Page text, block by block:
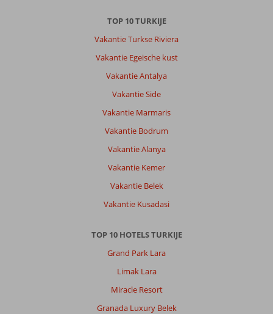
TOP 10 TURKIJE
Vakantie Turkse Riviera
Vakantie Egeische kust
Vakantie Antalya
Vakantie Side
Vakantie Marmaris
Vakantie Bodrum
Vakantie Alanya
Vakantie Kemer
Vakantie Belek
Vakantie Kusadasi
TOP 10 HOTELS TURKIJE
Grand Park Lara
Limak Lara
Miracle Resort
Granada Luxury Belek